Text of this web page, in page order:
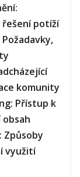
řešení potíží
komunity
Přístup k
Způsoby
využití